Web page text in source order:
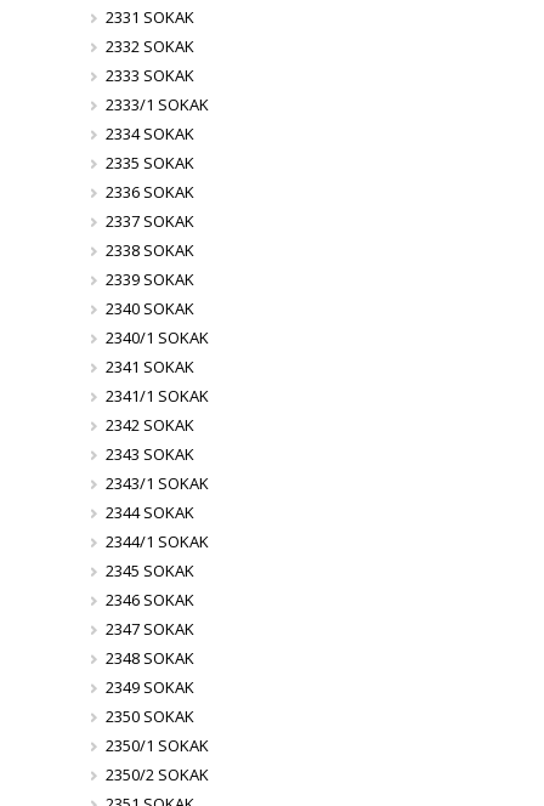
2331 SOKAK
2332 SOKAK
2333 SOKAK
2333/1 SOKAK
2334 SOKAK
2335 SOKAK
2336 SOKAK
2337 SOKAK
2338 SOKAK
2339 SOKAK
2340 SOKAK
2340/1 SOKAK
2341 SOKAK
2341/1 SOKAK
2342 SOKAK
2343 SOKAK
2343/1 SOKAK
2344 SOKAK
2344/1 SOKAK
2345 SOKAK
2346 SOKAK
2347 SOKAK
2348 SOKAK
2349 SOKAK
2350 SOKAK
2350/1 SOKAK
2350/2 SOKAK